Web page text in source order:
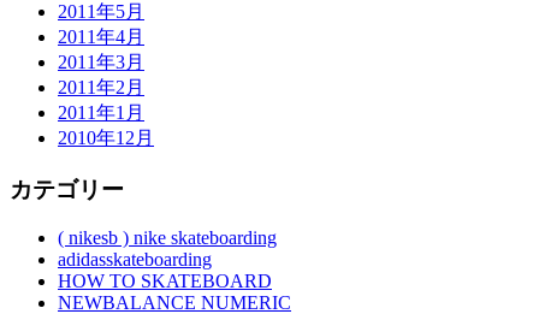
2011年5月
2011年4月
2011年3月
2011年2月
2011年1月
2010年12月
カテゴリー
( nikesb ) nike skateboarding
adidasskateboarding
HOW TO SKATEBOARD
NEWBALANCE NUMERIC